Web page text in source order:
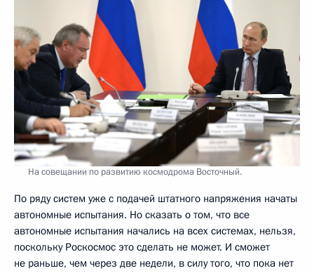
На совещании по развитию космодрома Восточный.
По ряду систем уже с подачей штатного напряжения начаты
автономные испытания. Но сказать о том, что все
автономные испытания начались на всех системах, нельзя,
поскольку Роскосмос это сделать не может. И сможет
не раньше, чем через две недели, в силу того, что пока нет